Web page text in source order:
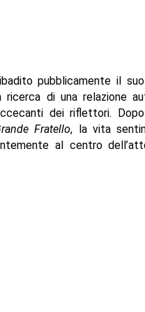
pubblicamente il
di una relazione
dei riflettori.
Fratello, la vita
al centro